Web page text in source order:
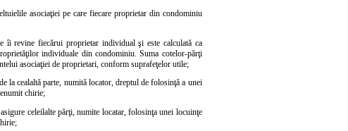
asociaţiei pe care fiecare proprietar din condominiu
îi revine fiecărui proprietar individual şi este calculată ca
individuale din condominiu. Suma cotelor-părţi
asociaţiei de proprietari, conform suprafeţelor utile;
la cealaltă parte, numită locator, dreptul de folosinţă a unei
chirie;
celeilalte părţi, numite locatar, folosinţa unei locuinţe